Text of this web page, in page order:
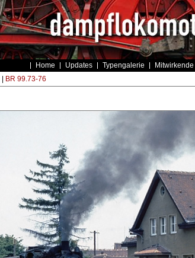
Home Updates Typengalerie Mitwirkende
BR 99.73-76